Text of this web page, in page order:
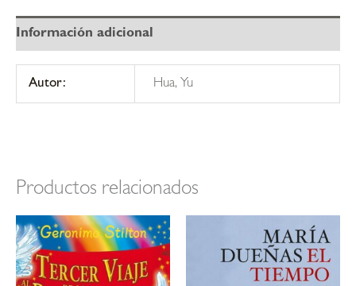
Información adicional
Autor: Hua, Yu
Productos relacionados